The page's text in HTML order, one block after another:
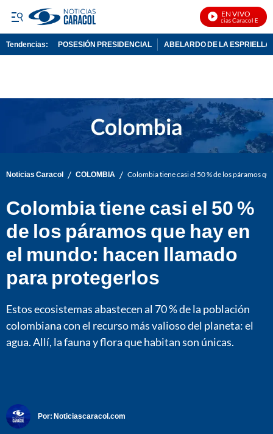
EN VIVO
Noticias Caracol En Vivo
Tendencias: POSESIÓN PRESIDENCIAL ABELARDO DE LA ESPRIELLA
Noticias Caracol / COLOMBIA / Colombia tiene casi el 50 % de los páramos
Colombia tiene casi el 50 %
de los páramos que hay en
el mundo: hacen llamado
para protegerlos
Estos ecosistemas abastecen al 70 % de la población
colombiana con el recurso más valioso del planeta: el
agua. Allí, la fauna y flora que habitan son únicas.
Por: Noticiascaracol.com